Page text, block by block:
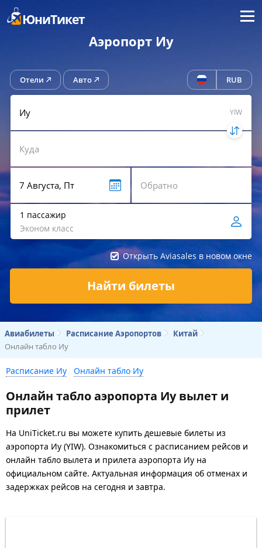
ЮниТикет Меню
Аэропорт Иу
Отели Авто RUB
YIW
1 пассажир
Эконом класс
Открыть Aviasales в новом окне
Найти билеты
Авиабилеты Расписание Аэропортов
Китай
Онлайн табло Иу
Расписание Иу Онлайн табло Иу
Онлайн табло аэропорта Иу вылет и
прилет
На UniTicket.ru вы можете купить дешевые билеты из
аэропорта Иу (YIW). Ознакомиться с расписанием рейсов и
онлайн табло вылета и прилета аэропорта Иу на
официальном сайте. Актуальная информация об отменах и
задержках рейсов на сегодня и завтра.